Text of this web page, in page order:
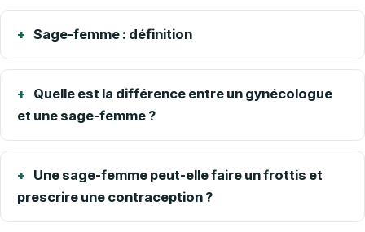
Sage-femme : définition
Quelle est la différence entre un gynécologue
et une sage-femme ?
Une sage-femme peut-elle faire un frottis et
prescrire une contraception ?